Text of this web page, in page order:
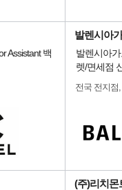
Assistant 백
발렌시아
발렌시아
렛/면세점
전국 전지점
(주)리치몬